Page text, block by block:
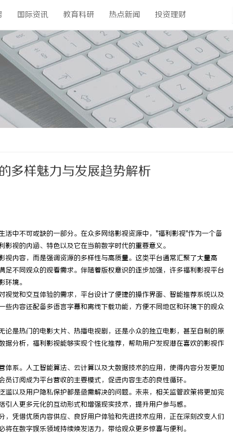
国际资讯 教育科研 热点新闻 投资理财
多样魅力与发展趋势解析
活中不可或缺的一部分。在众多网络影视资源中，"福利影视"作为一个备
视的内涵、特色以及它在当前数字时代的重要意义。
内容，而是强调资源的多样性与高质量。这类平台通常汇聚了大量高
不同观众的观看需求。伴随着版权意识的逐步加强，许多福利影视平台
环境。
觉和交互体验的需求，平台设计了便捷的操作界面、智能推荐系统以及
内容还配备多语言字幕和离线下载功能，方便不同地区和环境下的观众
是热门的电影大片、热播电视剧，还是小众的独立电影，甚至自制的原
分析，福利影视能够实现个性化推荐，帮助用户发现潜在喜欢的影视作
系。人工智能算法、云计算以及大数据技术的应用，使得内容分发更加
订阅成为平台营收的主要模式，促进内容生态的良性循环。
以及用户隐私保护都是亟需解决的问题。未来，相关监管政策将更加完
入更多元化的互动形式和增强现实技术，提升用户参与感。
凭借优质内容供应、良好用户体验和先进技术应用，正在深刻改变人们
在数字娱乐领域持续焕发活力，带给观众更多惊喜与便利。